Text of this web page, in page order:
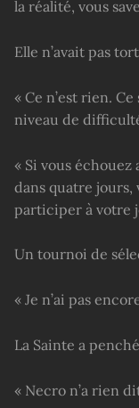
la réalité, vous
Elle n’avait pas
« Ce n’est rien.
niveau de
« Si vous
dans quatre jours,
participer à votre
Un tournoi de
« Je n’ai pas
La Sainte a
« Necro n’a rien